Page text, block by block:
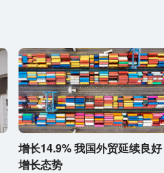
增长14.9% 我国外贸延续良好
增长态势